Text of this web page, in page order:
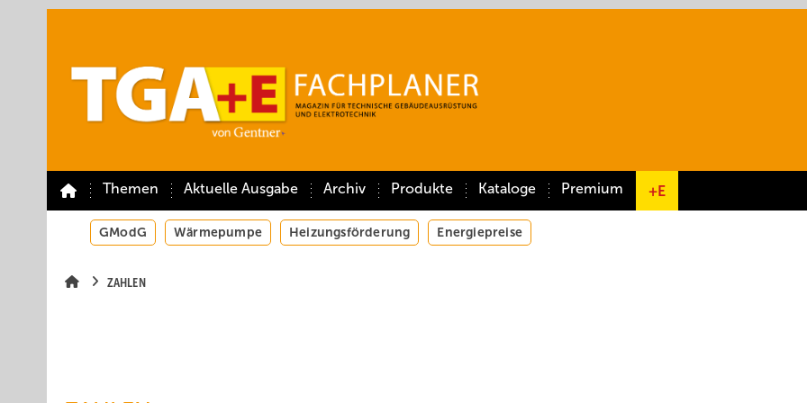
Themen Aktuelle Ausgabe Archiv Produkte Kataloge Premium +E
GModG Wärmepumpe Heizungsförderung Energiepreise
ZAHLEN